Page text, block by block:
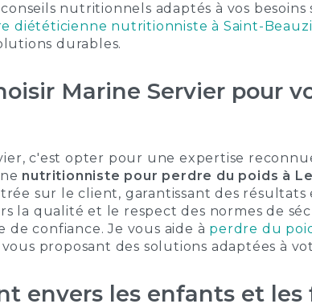
nutritionnels adaptés à vos besoins
diététicienne nutritionniste à Saint-
durables.
Marine Servier pour
c'est opter pour une expertise
nutritionniste pour perdre du poids à
sur le client, garantissant des résultats
la qualité et le respect des normes de
de confiance. Je vous aide à perdre du
proposant des solutions adaptées à
envers les enfants et les